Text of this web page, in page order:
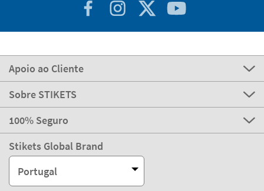
Apoio ao Cliente
Sobre STIKETS
100% Seguro
Stikets Global Brand
Portugal